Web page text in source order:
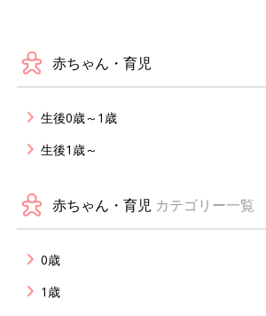
赤ちゃん・育児
生後0歳～1歳
生後1歳～
赤ちゃん・育児 カテゴリー一覧
0歳
1歳